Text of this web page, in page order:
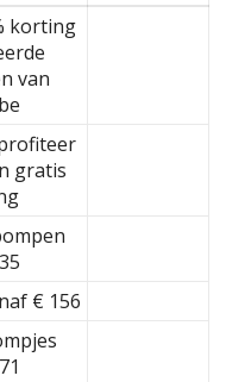
korting
van
gratis
€ 156